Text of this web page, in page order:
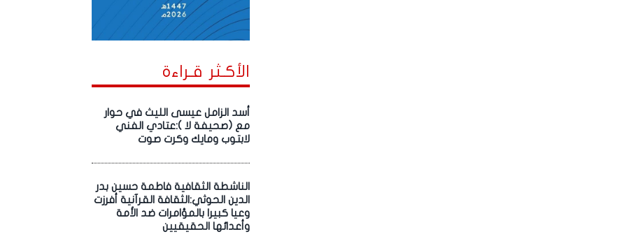
الأكـثر قـراءة
أسد الزامل عيسى الليث في حوار
مع (صحيفة لا ):عتادي الفني
لابتوب ومايك وكرت صوت
الناشطة الثقافية فاطمة حسين بدر
الدين الحوثي:الثقافة القرآنية أفرزت
وعيا كبيرا بالمؤامرات ضد الأمة
وأعدائها الحقيقيين